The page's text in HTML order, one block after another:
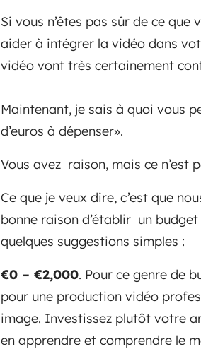
Si vous n’êtes pas sûr de ce
aider à intégrer la vidéo dans
vidéo vont très certainement
Maintenant, je sais à quoi vous
d’euros à dépenser».
Vous avez raison, mais ce n’est
Ce que je veux dire, c’est que
bonne raison d’établir un
quelques suggestions simples :
€0 – €2,000. Pour ce genre de
pour une production vidéo
image. Investissez plutôt votre
en apprendre et comprendre le